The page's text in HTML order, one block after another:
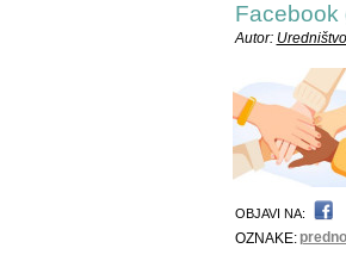
Facebook
Autor:
OBJAVI NA:
OZNAKE: